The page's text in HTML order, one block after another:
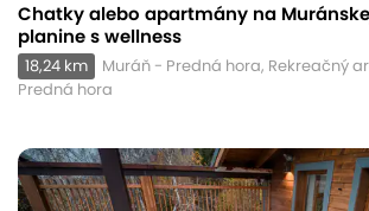
Chatky alebo apartmány na
planine s wellness
18,24 km
Muráň - Predná hora, Rekreačný
Predná hora